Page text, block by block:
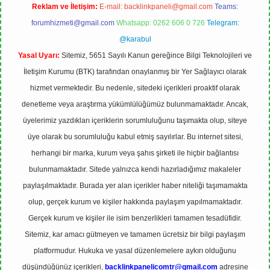
Reklam ve İletişim: E-mail: backlinkpaneli@gmail.com Teams:
forumhizmeti@gmail.com Whatsapp: 0262 606 0 726 Telegram:
@karabul
Yasal Uyarı: Sitemiz, 5651 Sayılı Kanun gereğince Bilgi Teknolojileri ve
İletişim Kurumu (BTK) tarafından onaylanmış bir Yer Sağlayıcı olarak
hizmet vermektedir. Bu nedenle, sitedeki içerikleri proaktif olarak
denetleme veya araştırma yükümlülüğümüz bulunmamaktadır. Ancak,
üyelerimiz yazdıkları içeriklerin sorumluluğunu taşımakta olup, siteye
üye olarak bu sorumluluğu kabul etmiş sayılırlar. Bu internet sitesi,
herhangi bir marka, kurum veya şahıs şirketi ile hiçbir bağlantısı
bulunmamaktadır. Sitede yalnızca kendi hazırladığımız makaleler
paylaşılmaktadır. Burada yer alan içerikler haber niteliği taşımamakta
olup, gerçek kurum ve kişiler hakkında paylaşım yapılmamaktadır.
Gerçek kurum ve kişiler ile isim benzerlikleri tamamen tesadüfidir.
Sitemiz, kar amacı gütmeyen ve tamamen ücretsiz bir bilgi paylaşım
platformudur. Hukuka ve yasal düzenlemelere aykırı olduğunu
düşündüğünüz içerikleri, backlinkpanelicomtr@gmail.com adresine